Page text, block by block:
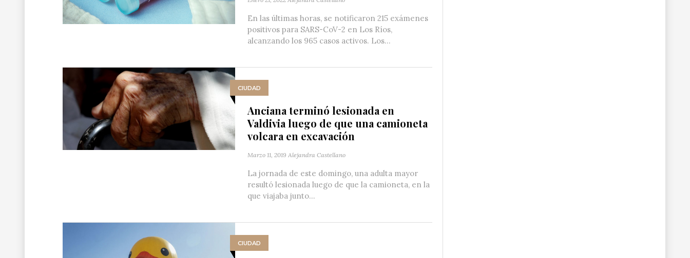
En las últimas horas, se notificaron 215 exámenes
positivos para SARS-CoV-2 en Los Ríos,
alcanzando los 965 casos activos. Los...
CIUDAD
Anciana terminó lesionada en
Valdivia luego de que una camioneta
volcara en excavación
Marzo 11, 2019 Alejandra Castellano
La jornada de este domingo, una adulta mayor
resultó lesionada luego de que la camioneta, en la
que viajaba junto...
CIUDAD